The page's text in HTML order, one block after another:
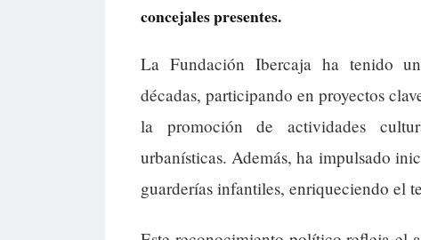
concejales presentes.
La Fundación Ibercaja ha tenido
décadas, participando en proyectos
la promoción de actividades
urbanísticas. Además, ha impulsado
guarderías infantiles, enriqueciendo el